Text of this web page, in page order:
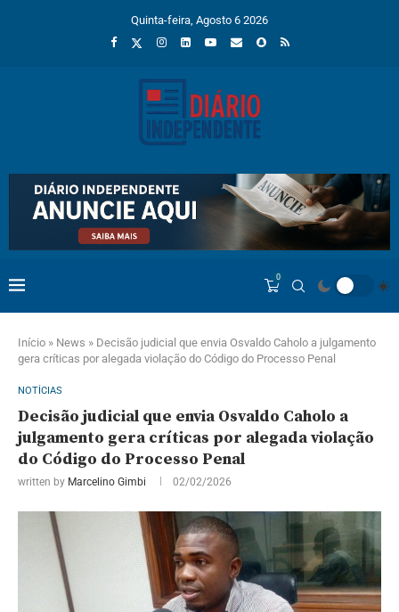
Quinta-feira, Agosto 6 2026
0
Início » News » Decisão judicial que envia Osvaldo Caholo a julgamento
gera críticas por alegada violação do Código do Processo Penal
NOTÍCIAS
Decisão judicial que envia Osvaldo Caholo a
julgamento gera críticas por alegada violação
do Código do Processo Penal
written by Marcelino Gimbi 02/02/2026